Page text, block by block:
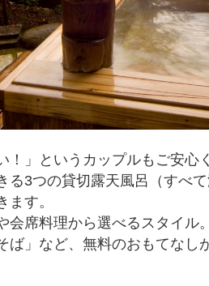
」というカップルもご安心
3つの貸切露天風呂（すべ
す。
席料理から選べるスタイル
ば」など、無料のおもてなし